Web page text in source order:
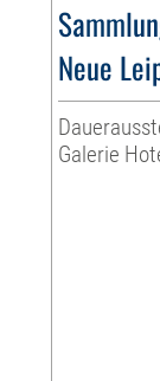
Neue
Galerie